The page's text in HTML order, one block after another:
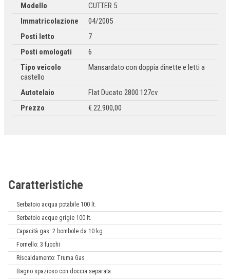
Modello
CUTTER 5
Immatricolazione
04/2005
Posti letto
7
Posti omologati
6
Tipo veicolo
Mansardato con doppia dinette e letti a
castello
Autotelaio
FIat Ducato 2800 127cv
Prezzo
€ 22.900,00
Caratteristiche
Serbatoio acqua potabile 100 lt.
Serbatoio acque grigie 100 lt.
Capacità gas: 2 bombole da 10 kg
Fornello: 3 fuochi
Riscaldamento: Truma Gas
Bagno spazioso con doccia separata